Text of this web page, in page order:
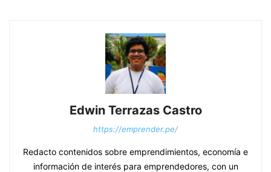
Edwin Terrazas Castro
https://emprender.pe/
Redacto contenidos sobre emprendimientos, economía e
información de interés para emprendedores, con un